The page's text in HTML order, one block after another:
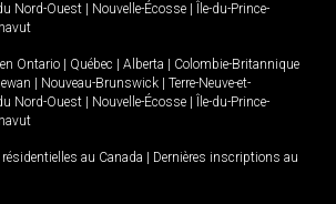
Nord-Ouest Nouvelle-Écosse
Île-du-Prince-
Ontario Québec Alberta
Colombie-Britannique
Nouveau-Brunswick
Terre-Neuve-et-
Nord-Ouest Nouvelle-Écosse
Île-du-Prince-
au Canada
Dernières inscriptions au